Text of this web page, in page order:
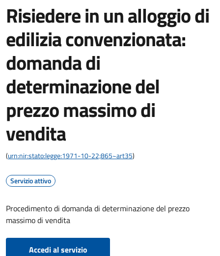
Risiedere in un alloggio di
edilizia convenzionata:
domanda di
determinazione del
prezzo massimo di
vendita
(urn:nir:stato:legge:1971-10-22;865~art35)
Servizio attivo
Procedimento di domanda di determinazione del prezzo
massimo di vendita
Accedi al servizio